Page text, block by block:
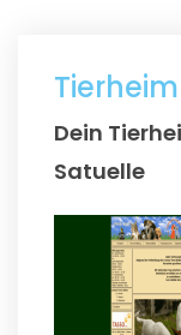
Dein
Satuelle